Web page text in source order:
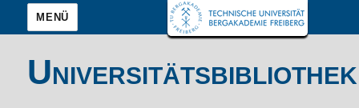
MENÜ
Universitätsbibliothek